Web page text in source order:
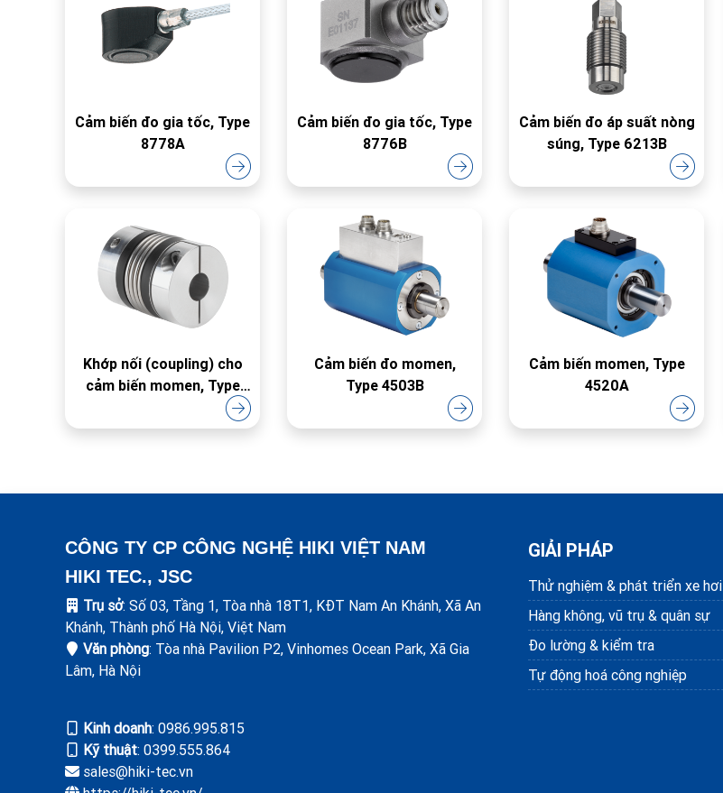
Cảm biến đo gia tốc, Type
8778A
Cảm biến đo gia tốc, Type
8776B
Cảm biến đo áp suất nòng
súng, Type 6213B
Khớp nối (coupling) cho
cảm biến momen, Type
Cảm biến đo momen,
Type 4503B
Cảm biến momen, Type
4520A
CÔNG TY CP CÔNG NGHỆ HIKI VIỆT NAM
HIKI TEC., JSC
Trụ sở: Số 03, Tầng 1, Tòa nhà 18T1, KĐT Nam An Khánh, Xã An
Khánh, Thành phố Hà Nội, Việt Nam
Văn phòng: Tòa nhà Pavilion P2, Vinhomes Ocean Park, Xã Gia
Lâm, Hà Nội
Kinh doanh: ‭0986.995.815
Kỹ thuật: 0399.555.864
sales@hiki-tec.vn
GIẢI PHÁP
Thử nghiệm & phát triển xe hơi
Hàng không, vũ trụ & quân sự
Đo lường & kiểm tra
Tự động hoá công nghiệp